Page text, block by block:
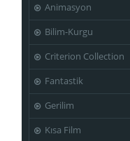
Animasyon
Bilim-Kurgu
Criterion Collection
Fantastik
Gerilim
Kısa Film